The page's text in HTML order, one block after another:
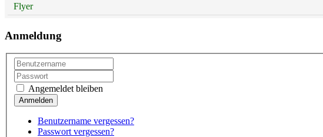
Flyer
Anmeldung
Angemeldet bleiben
Benutzername vergessen?
Passwort vergessen?